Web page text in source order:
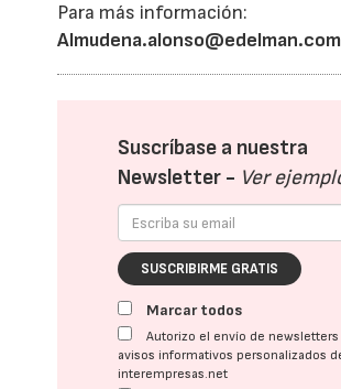
Para más información:
Almudena.alonso@edelman.com
Suscríbase a nuestra
Newsletter - Ver
SUSCRIBIRME GRATIS
Marcar todos
Autorizo el envío de newsletters
avisos informativos personalizados
interempresas.net